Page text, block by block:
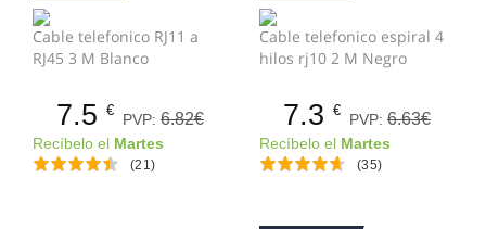
Cable telefonico RJ11 a
RJ45 3 M Blanco
7.5 €
PVP: 6.82€
Recíbelo el Martes
(21)
Cable telefonico espiral 4
hilos rj10 2 M Negro
7.3 €
PVP: 6.63€
Recíbelo el Martes
(35)